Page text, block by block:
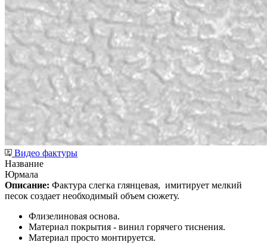
Видео фактуры
Название
Юрмала
Описание: Фактура слегка глянцевая, имитирует мелкий
песок создает необходимый объем сюжету.
Флизелиновая основа.
Материал покрытия - винил горячего тиснения.
Материал просто монтируется.